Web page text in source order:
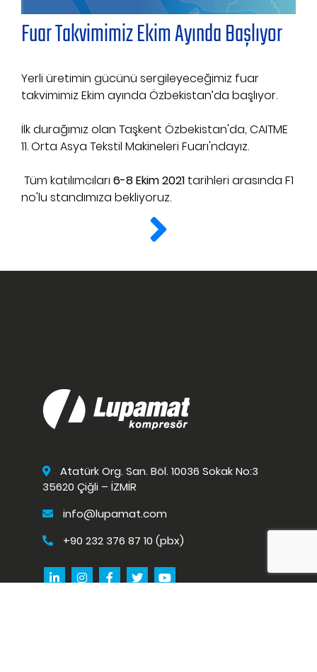
Fuar Takvimimiz Ekim Ayında Başlıyor
Yerli üretimin gücünü sergileyeceğimiz fuar
takvimimiz Ekim ayında Özbekistan’da başlıyor.
İlk durağımız olan Taşkent Özbekistan'da, CAITME
11. Orta Asya Tekstil Makineleri Fuarı'ndayız.
Tüm katılımcıları 6-8 Ekim 2021 tarihleri arasında F1
no'lu standımıza bekliyoruz.
Atatürk Org. San. Böl. 10036 Sokak No:3
35620 Çiğli – İZMİR
info@lupamat.com
+90 232 376 87 10 (pbx)